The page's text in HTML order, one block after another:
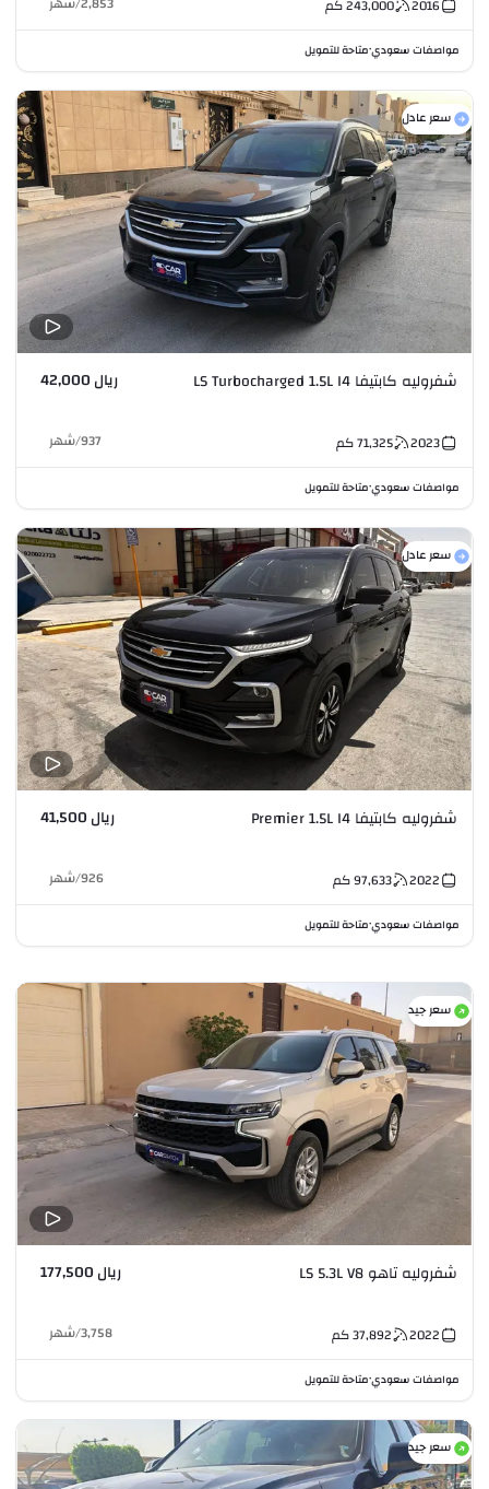
2016
243,000كم
مواصفات سعودي•متاحة للتمويل
سعر عادل
شفروليه كابتيفا LS Turbocharged 1.5L I4 ريال 42,000
2023
71,325كم 937
/شهر
مواصفات سعودي•متاحة للتمويل
سعر عادل
شفروليه كابتيفا Premier 1.5L I4 ريال 41,500
2022
97,633كم 926
/شهر
مواصفات سعودي•متاحة للتمويل
سعر جيد
شفروليه تاهو LS 5.3L V8 ريال 177,500
2022
37,892كم 3,758
/شهر
مواصفات سعودي•متاحة للتمويل
سعر جيد